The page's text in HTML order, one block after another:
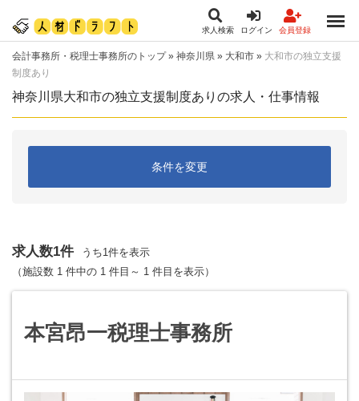
求人検索 ログイン 会員登録
会計事務所・税理士事務所のトップ» 神奈川県 » 大和市 » 大和市の独立支援
制度あり
神奈川県大和市の独立支援制度ありの求人・仕事情報
条件を変更
求人数1件
うち1件を表示
（施設数 1 件中の 1 件目～ 1 件目を表示）
本宮昂一税理士事務所